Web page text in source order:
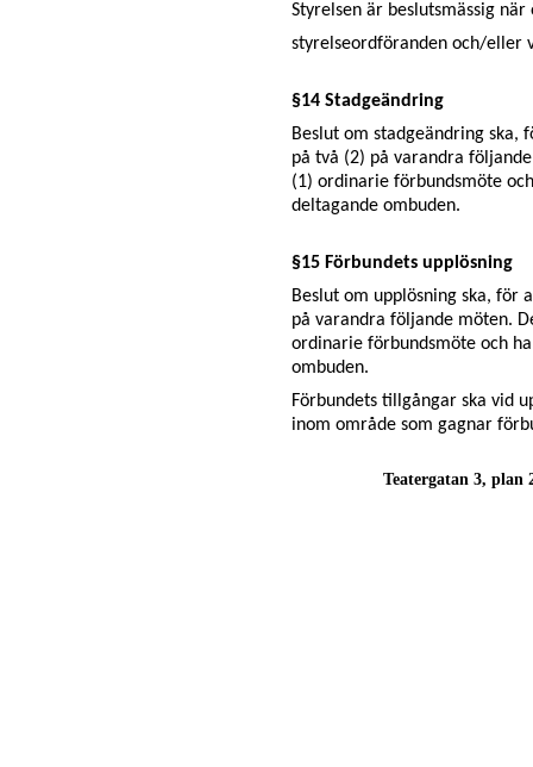
Styrelsen är beslutsmässig
styrelseordföranden och/eller
§14 Stadgeändring
Beslut om stadgeändring
på två (2) på varandra
(1) ordinarie förbundsmöte
deltagande ombuden.
§15 Förbundets upplösning
Beslut om upplösning ska,
på varandra följande möten.
ordinarie förbundsmöte och
ombuden.
Förbundets tillgångar ska vid
inom område som gagnar
Teatergatan 3, plan